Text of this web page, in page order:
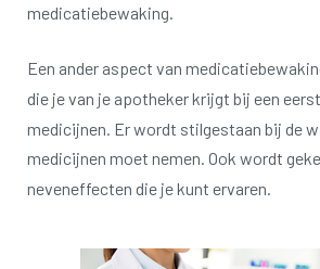
medicatiebewaking.
Een ander aspect van
die je van je apotheker krijgt bij een
medicijnen. Er wordt stilgestaan bij de
medicijnen moet nemen.Ook wordt
neveneffecten die je kunt ervaren.